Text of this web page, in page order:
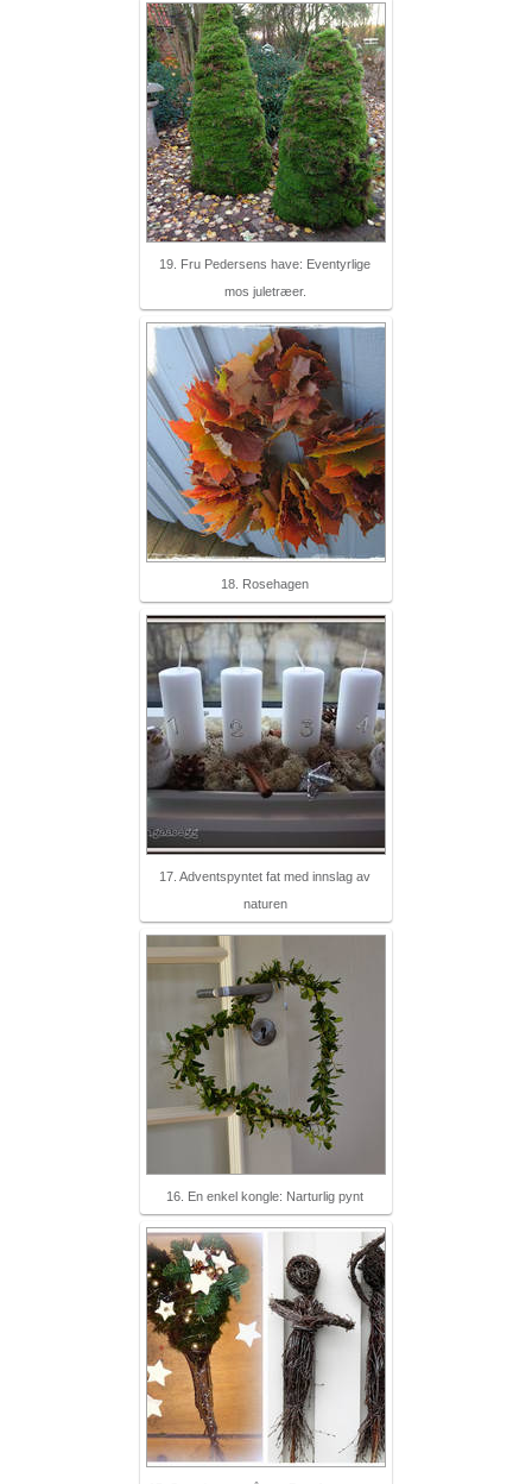
19. Fru Pedersens have: Eventyrlige
mos juletræer.
18. Rosehagen
17. Adventspyntet fat med innslag av
naturen
16. En enkel kongle: Narturlig pynt